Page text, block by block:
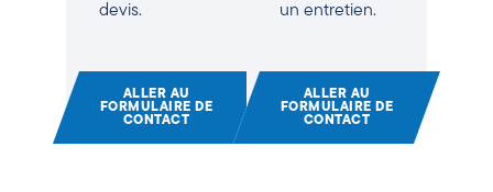
devis.
ALLER AU
FORMULAIRE DE
CONTACT
un entretien.
ALLER AU
FORMULAIRE DE
CONTACT